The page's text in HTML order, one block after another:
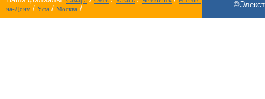
на-Дону / Уфа / Москва /